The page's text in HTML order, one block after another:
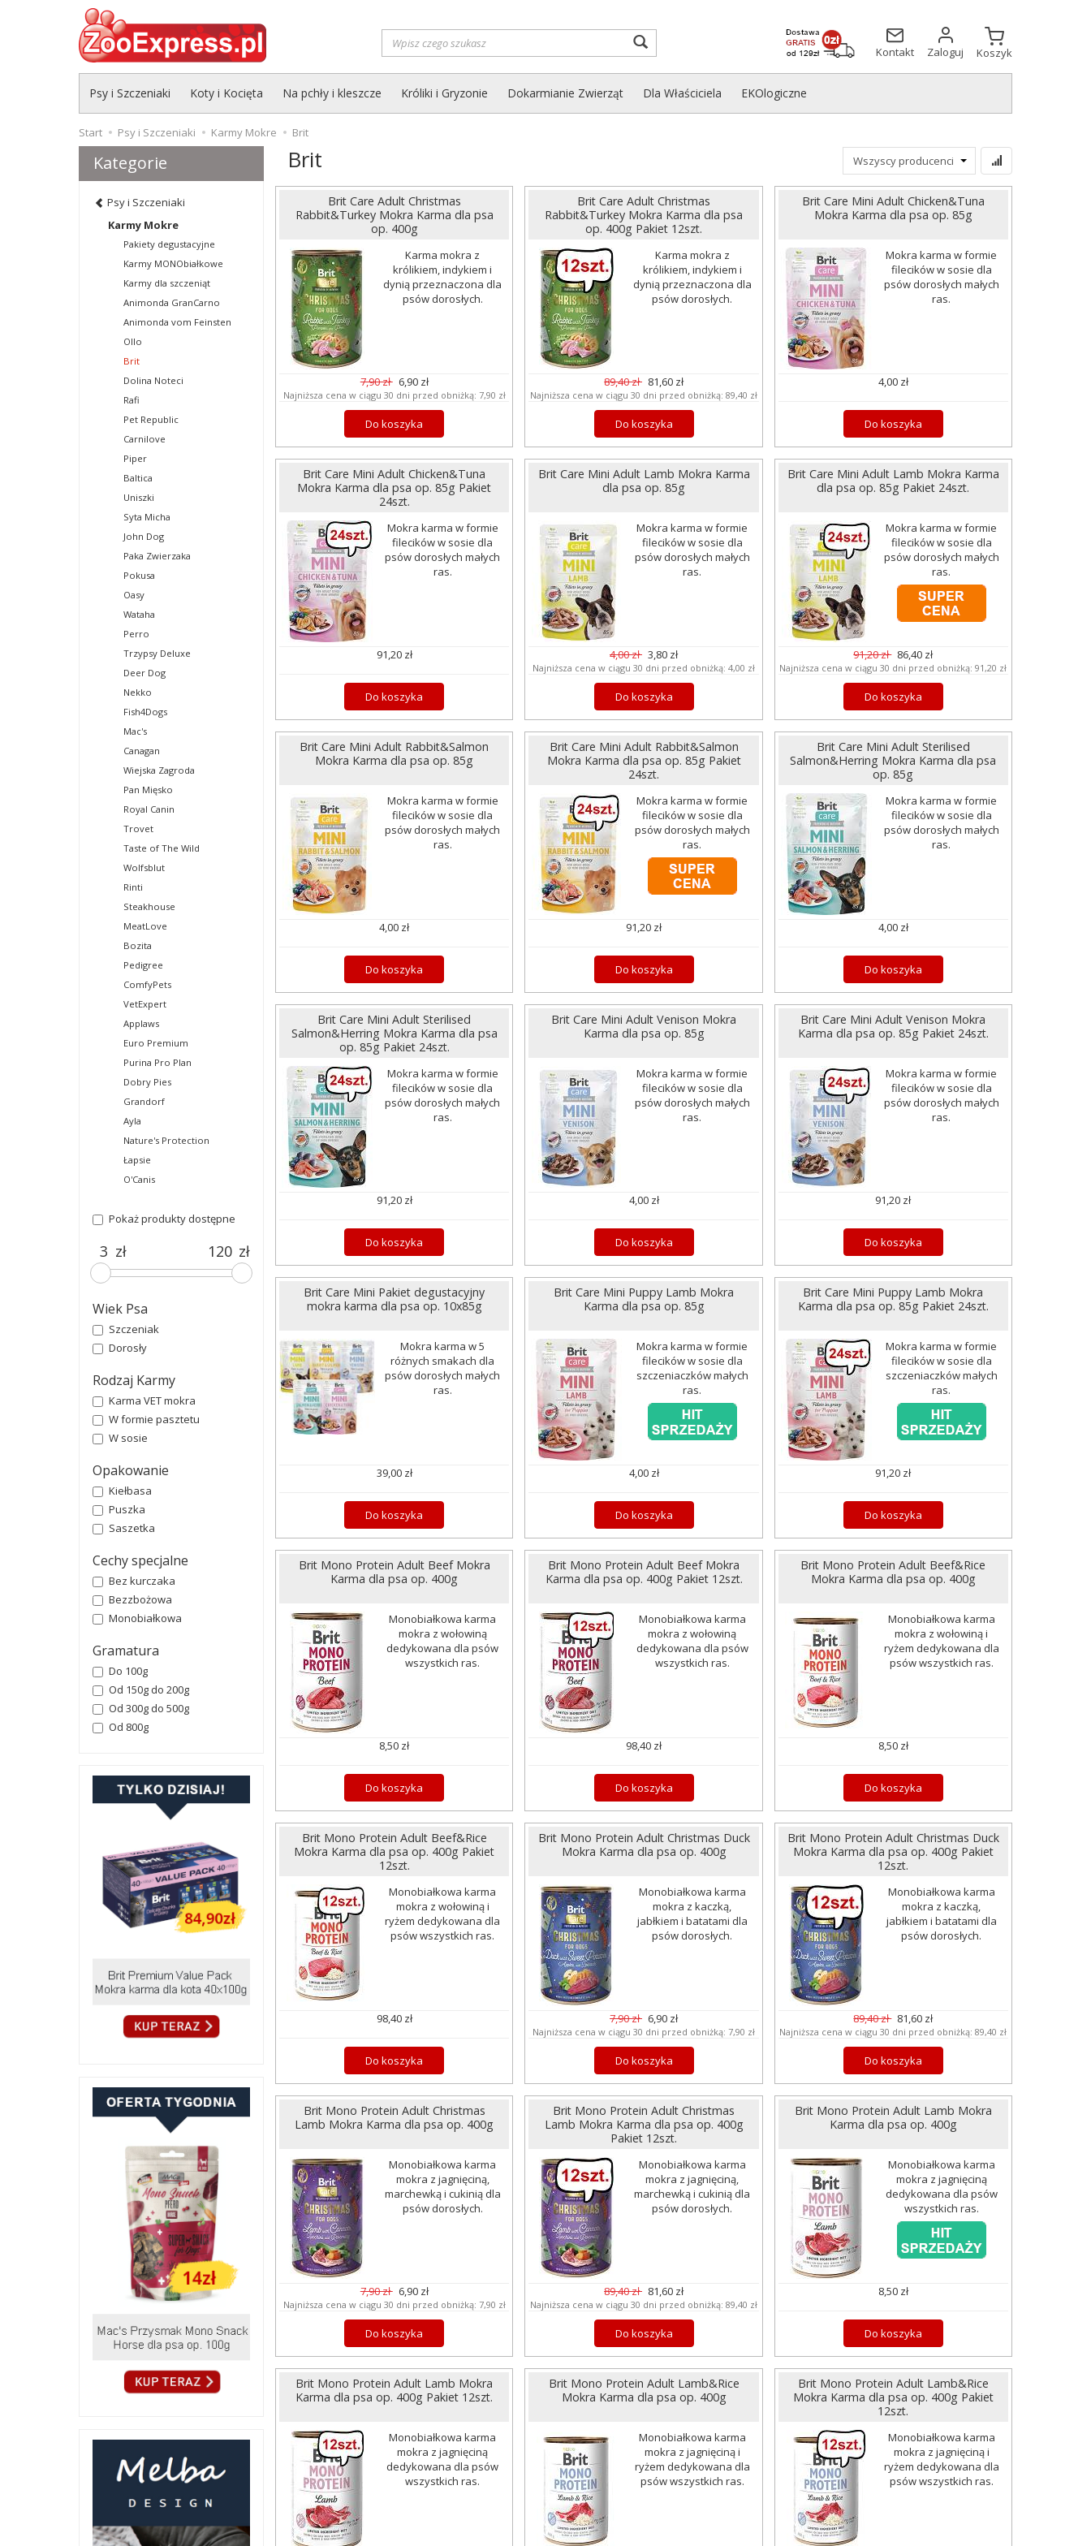
Kontakt
Zaloguj Koszyk
Psy i Szczeniaki Koty i Kocięta Na pchły i kleszcze Króliki i Gryzonie Dokarmianie Zwierząt Dla Właściciela EKOlogiczne
Start Psy i Szczeniaki Karmy Mokre Brit
Brit
Brit Care Adult Christmas
Rabbit&Turkey Mokra Karma dla psa
op. 400g
Karma mokra z
królikiem, indykiem i
dynią przeznaczona dla
psów dorosłych.
7,90 zł 6,90 zł
Najniższa cena w ciągu 30 dni przed obniżką: 7,90 zł
Do koszyka
Brit Care Adult Christmas
Rabbit&Turkey Mokra Karma dla psa
op. 400g Pakiet 12szt.
Karma mokra z
królikiem, indykiem i
dynią przeznaczona dla
psów dorosłych.
89,40 zł 81,60 zł
Najniższa cena w ciągu 30 dni przed obniżką:89,40 zł
Do koszyka
Brit Care Mini Adult Chicken&Tuna
Mokra Karma dla psa op. 85g
Mokra karma w formie
filecików w sosie dla
psów dorosłych małych
ras.
4,00 zł
Do koszyka
Brit Care Mini Adult Chicken&Tuna
Mokra Karma dla psa op. 85g Pakiet
24szt.
Mokra karma w formie
filecików w sosie dla
psów dorosłych małych
ras.
91,20 zł
Do koszyka
Brit Care Mini Adult Lamb Mokra Karma
dla psa op. 85g
Mokra karma w formie
filecików w sosie dla
psów dorosłych małych
ras.
4,00 zł 3,80 zł
Najniższa cena w ciągu 30 dni przed obniżką:4,00 zł
Do koszyka
Brit Care Mini Adult Lamb Mokra Karma
dla psa op. 85g Pakiet 24szt.
Mokra karma w formie
filecików w sosie dla
psów dorosłych małych
ras.
91,20 zł 86,40 zł
Najniższa cena w ciągu 30 dni przed obniżką:91,20 zł
Do koszyka
Brit Care Mini Adult Rabbit&Salmon
Mokra Karma dla psa op. 85g
Mokra karma w formie
filecików w sosie dla
psów dorosłych małych
ras.
4,00 zł
Do koszyka
Brit Care Mini Adult Rabbit&Salmon
Mokra Karma dla psa op. 85g Pakiet
24szt.
Mokra karma w formie
filecików w sosie dla
psów dorosłych małych
ras.
91,20 zł
Do koszyka
Brit Care Mini Adult Sterilised
Salmon&Herring Mokra Karma dla psa
op. 85g
Mokra karma w formie
filecików w sosie dla
psów dorosłych małych
ras.
4,00 zł
Do koszyka
Brit Care Mini Adult Sterilised
Salmon&Herring Mokra Karma dla psa
op. 85g Pakiet 24szt.
Mokra karma w formie
filecików w sosie dla
psów dorosłych małych
ras.
91,20 zł
Do koszyka
Brit Care Mini Adult Venison Mokra
Karma dla psa op. 85g
Mokra karma w formie
filecików w sosie dla
psów dorosłych małych
ras.
4,00 zł
Do koszyka
Brit Care Mini Adult Venison Mokra
Karma dla psa op. 85g Pakiet 24szt.
Mokra karma w formie
filecików w sosie dla
psów dorosłych małych
ras.
91,20 zł
Do koszyka
Brit Care Mini Pakiet degustacyjny
mokra karma dla psa op. 10x85g
Mokra karma w 5
różnych smakach dla
psów dorosłych małych
ras.
39,00 zł
Do koszyka
Brit Care Mini Puppy Lamb Mokra
Karma dla psa op. 85g
Mokra karma w formie
filecików w sosie dla
szczeniaczków małych
ras.
4,00 zł
Do koszyka
Brit Care Mini Puppy Lamb Mokra
Karma dla psa op. 85g Pakiet 24szt.
Mokra karma w formie
filecików w sosie dla
szczeniaczków małych
ras.
91,20 zł
Do koszyka
Brit Mono Protein Adult Beef Mokra
Karma dla psa op. 400g
Monobiałkowa karma
mokra z wołowiną
dedykowana dla psów
wszystkich ras.
8,50 zł
Do koszyka
Brit Mono Protein Adult Beef Mokra
Karma dla psa op. 400g Pakiet 12szt.
Monobiałkowa karma
mokra z wołowiną
dedykowana dla psów
wszystkich ras.
98,40 zł
Do koszyka
Brit Mono Protein Adult Beef&Rice
Mokra Karma dla psa op. 400g
Monobiałkowa karma
mokra z wołowiną i
ryżem dedykowana dla
psów wszystkich ras.
8,50 zł
Do koszyka
Brit Mono Protein Adult Beef&Rice
Mokra Karma dla psa op. 400g Pakiet
12szt.
Monobiałkowa karma
mokra z wołowiną i
ryżem dedykowana dla
psów wszystkich ras.
98,40 zł
Do koszyka
Brit Mono Protein Adult Christmas Duck
Mokra Karma dla psa op. 400g
Monobiałkowa karma
mokra z kaczką,
jabłkiem i batatami dla
psów dorosłych.
7,90 zł 6,90 zł
Najniższa cena w ciągu 30 dni przed obniżką:7,90 zł
Do koszyka
Brit Mono Protein Adult Christmas Duck
Mokra Karma dla psa op. 400g Pakiet
12szt.
Monobiałkowa karma
mokra z kaczką,
jabłkiem i batatami dla
psów dorosłych.
89,40 zł 81,60 zł
Najniższa cena w ciągu 30 dni przed obniżką:89,40 zł
Do koszyka
Brit Mono Protein Adult Christmas
Lamb Mokra Karma dla psa op. 400g
Monobiałkowa karma
mokra z jagnięciną,
marchewką i cukinią dla
psów dorosłych.
7,90 zł 6,90 zł
Najniższa cena w ciągu 30 dni przed obniżką: 7,90 zł
Do koszyka
Brit Mono Protein Adult Christmas
Lamb Mokra Karma dla psa op. 400g
Pakiet 12szt.
Monobiałkowa karma
mokra z jagnięciną,
marchewką i cukinią dla
psów dorosłych.
89,40 zł 81,60 zł
Najniższa cena w ciągu 30 dni przed obniżką:89,40 zł
Do koszyka
Brit Mono Protein Adult Lamb Mokra
Karma dla psa op. 400g
Monobiałkowa karma
mokra z jagnięciną
dedykowana dla psów
wszystkich ras.
8,50 zł
Do koszyka
Brit Mono Protein Adult Lamb Mokra
Karma dla psa op. 400g Pakiet 12szt.
Monobiałkowa karma
mokra z jagnięciną
dedykowana dla psów
wszystkich ras.
Brit Mono Protein Adult Lamb&Rice
Mokra Karma dla psa op. 400g
Monobiałkowa karma
mokra z jagnięciną i
ryżem dedykowana dla
psów wszystkich ras.
Brit Mono Protein Adult Lamb&Rice
Mokra Karma dla psa op. 400g Pakiet
12szt.
Monobiałkowa karma
mokra z jagnięciną i
ryżem dedykowana dla
psów wszystkich ras.
Kategorie
Psy i Szczeniaki
Karmy Mokre
Pakiety degustacyjne
Karmy MONObiałkowe
Karmy dla szczeniąt
Animonda GranCarno
Animonda vom Feinsten
Ollo
Brit
Dolina Noteci
Rafi
Pet Republic
Carnilove
Piper
Baltica
Uniszki
Syta Micha
John Dog
Paka Zwierzaka
Pokusa
Oasy
Wataha
Perro
Trzypsy Deluxe
Deer Dog
Nekko
Fish4Dogs
Mac's
Canagan
Wiejska Zagroda
Pan Mięsko
Royal Canin
Trovet
Taste of The Wild
Wolfsblut
Rinti
Steakhouse
MeatLove
Bozita
Pedigree
ComfyPets
VetExpert
Applaws
Euro Premium
Purina Pro Plan
Dobry Pies
Grandorf
Ayla
Nature's Protection
Łapsie
O'Canis
Pokaż produkty dostępne
zł zł
Wiek Psa
Szczeniak
Dorosły
Rodzaj Karmy
Karma VET mokra
W formie pasztetu
W sosie
Opakowanie
Kiełbasa
Puszka
Saszetka
Cechy specjalne
Bez kurczaka
Bezzbożowa
Monobiałkowa
Gramatura
Do 100g
Od 150g do 200g
Od 300g do 500g
Od 800g